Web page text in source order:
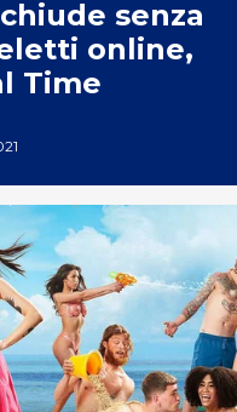
senza
online,
Time